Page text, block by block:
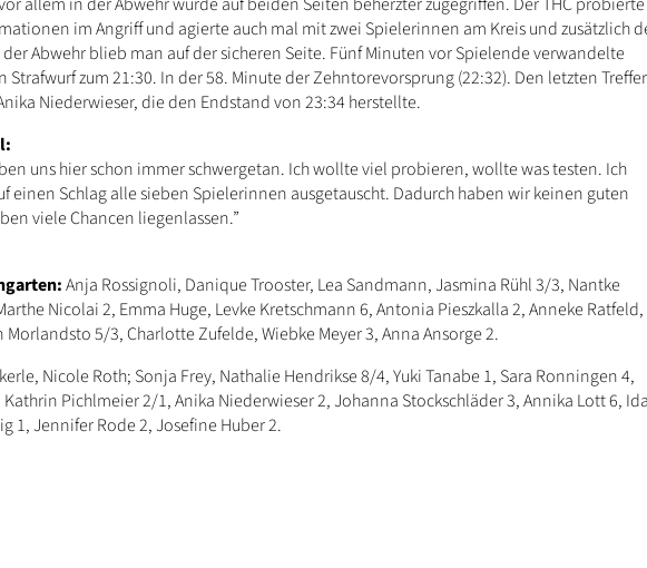
im Angriff und agierte auch mal mit zwei Spielerinnen am Kreis und zusätzlich
Abwehr blieb man auf der sicheren Seite. Fünf Minuten vor Spielende verwandelte
Strafwurf zum 21:30. In der 58. Minute der Zehntorevorsprung (22:32). Den letzten Treffer
Niederwieser, die den Endstand von 23:34 herstellte.
uns hier schon immer schwergetan. Ich wollte viel probieren, wollte was testen. Ich
einen Schlag alle sieben Spielerinnen ausgetauscht. Dadurch haben wir keinen guten
viele Chancen liegenlassen.”
Anja Rossignoli, Danique Trooster, Lea Sandmann, Jasmina Rühl 3/3, Nantke
Nicolai 2, Emma Huge, Levke Kretschmann 6, Antonia Pieszkalla 2, Anneke Ratfeld,
Morlandsto 5/3, Charlotte Zufelde, Wiebke Meyer 3, Anna Ansorge 2.
Nicole Roth; Sonja Frey, Nathalie Hendrikse 8/4, Yuki Tanabe 1, Sara Ronningen 4,
Pichlmeier 2/1, Anika Niederwieser 2, Johanna Stockschläder 3, Annika Lott 6,
1, Jennifer Rode 2, Josefine Huber 2.